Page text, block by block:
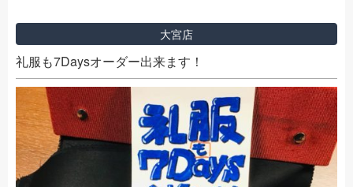
大宮店
礼服も7Daysオーダー出来ます！